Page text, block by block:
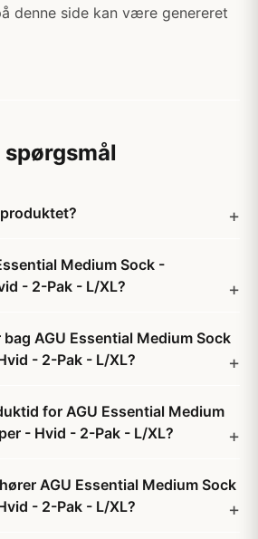
denne side kan være genereret
Medium Sock -
- 2-Pak - L/XL?
AGU Essential Medium Sock
- 2-Pak - L/XL?
for AGU Essential Medium
- Hvid - 2-Pak - L/XL?
AGU Essential Medium Sock
- 2-Pak - L/XL?